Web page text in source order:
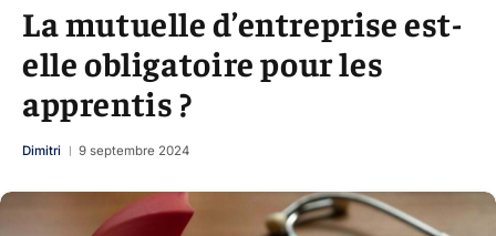
La mutuelle d’entreprise est-
elle obligatoire pour les
apprentis ?
Dimitri 9 septembre 2024